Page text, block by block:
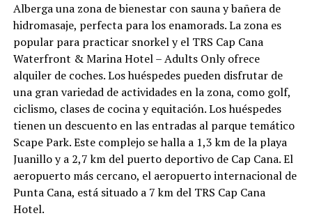
Alberga una zona de bienestar con sauna y bañera de
hidromasaje, perfecta para los enamorads. La zona es
popular para practicar snorkel y el TRS Cap Cana
Waterfront & Marina Hotel – Adults Only ofrece
alquiler de coches. Los huéspedes pueden disfrutar de
una gran variedad de actividades en la zona, como golf,
ciclismo, clases de cocina y equitación. Los huéspedes
tienen un descuento en las entradas al parque temático
Scape Park. Este complejo se halla a 1,3 km de la playa
Juanillo y a 2,7 km del puerto deportivo de Cap Cana. El
aeropuerto más cercano, el aeropuerto internacional de
Punta Cana, está situado a 7 km del TRS Cap Cana
Hotel.